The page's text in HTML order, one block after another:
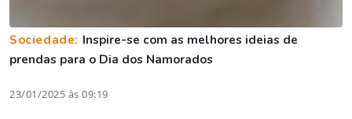
Sociedade: Inspire-se com as melhores ideias de
prendas para o Dia dos Namorados
23/01/2025 às 09:19